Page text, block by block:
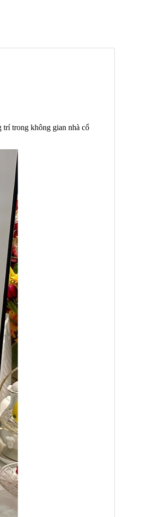
trí trong không gian nhà cổ